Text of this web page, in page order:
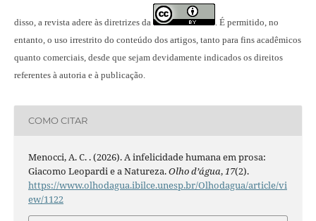
disso, a revista adere às diretrizes da
É permitido, no
entanto, o uso irrestrito do conteúdo dos artigos, tanto para fins acadêmicos
quanto comerciais, desde que sejam devidamente indicados os direitos
referentes à autoria e à publicação.
COMO CITAR
Menocci, A. C. . (2026). A infelicidade humana em prosa:
Giacomo Leopardi e a Natureza.Olho d’água,17(2).
https://www.olhodagua.ibilce.unesp.br/Olhodagua/article/vi
ew/1122